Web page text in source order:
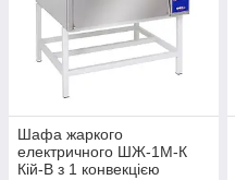
Шафа жаркого
електричного ШЖ-1М-К
Кій-В з 1 конвекцією